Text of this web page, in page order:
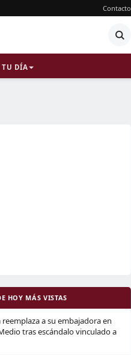
Contacto
TU DÍA
HOY MÁS VISTAS
a su embajadora en
tras escándalo vinculado a